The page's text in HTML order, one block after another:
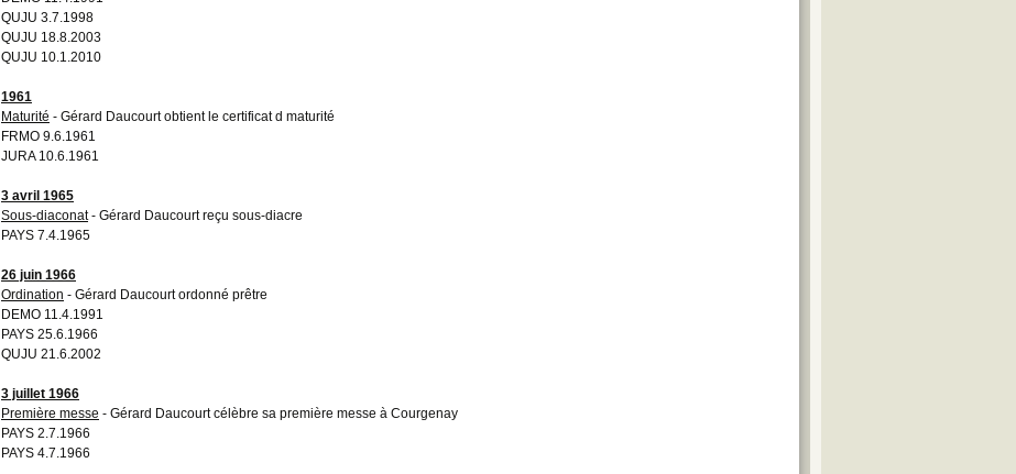
QUJU 3.7.1998
QUJU 18.8.2003
QUJU 10.1.2010
1961
Maturité - Gérard Daucourt obtient le certificat d maturité
FRMO 9.6.1961
JURA 10.6.1961
3 avril 1965
Sous-diaconat- Gérard Daucourt reçu sous-diacre
PAYS 7.4.1965
26 juin 1966
Ordination - Gérard Daucourt ordonné prêtre
DEMO 11.4.1991
PAYS 25.6.1966
QUJU 21.6.2002
3 juillet 1966
Première messe - Gérard Daucourt célèbre sa première messe à Courgenay
PAYS 2.7.1966
PAYS 4.7.1966